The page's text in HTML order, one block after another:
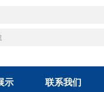
示 联系我们